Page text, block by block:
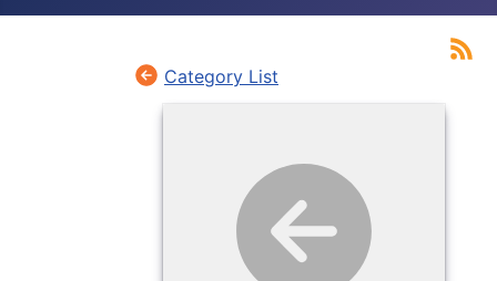
Category List